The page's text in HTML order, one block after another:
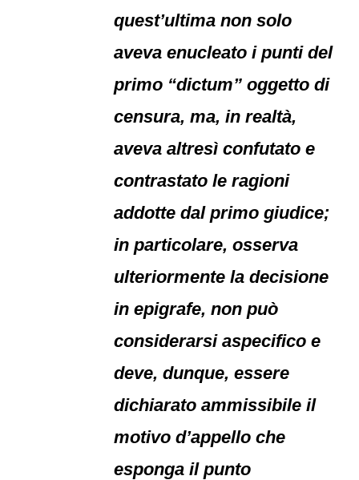
quest’ultima non solo
aveva enucleato i punti del
primo “dictum” oggetto di
censura, ma, in realtà,
aveva altresì confutato e
contrastato le ragioni
addotte dal primo giudice;
in particolare, osserva
ulteriormente la decisione
in epigrafe, non può
considerarsi aspecifico e
deve, dunque, essere
dichiarato ammissibile il
motivo d’appello che
esponga il punto